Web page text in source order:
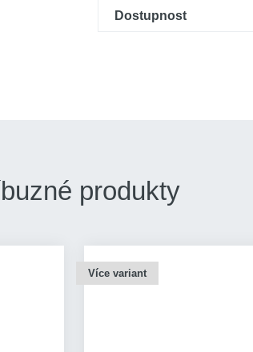
Dostupnost
produkty
Více variant